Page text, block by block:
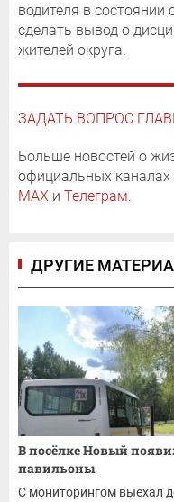
водителя в состоянии
сделать вывод о
жителей округа.
ЗАДАТЬ ВОПРОС
Больше новостей о
официальных
MAX и Телеграм.
ДРУГИЕ
В посёлке Новый
павильоны
С мониторингом выехал